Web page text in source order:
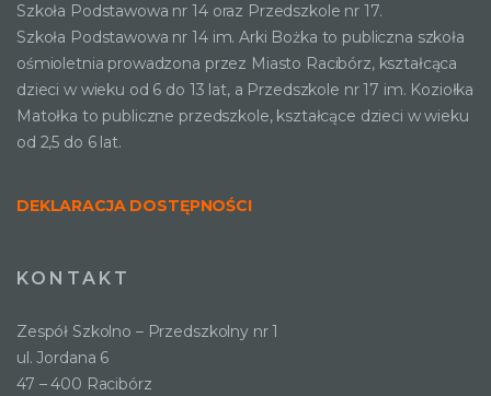
Szkoła Podstawowa nr 14 oraz Przedszkole nr 17.
Szkoła Podstawowa nr 14 im. Arki Bożka to publiczna szkoła
ośmioletnia prowadzona przez Miasto Racibórz, kształcąca
dzieci w wieku od 6 do 13 lat, a Przedszkole nr 17 im. Koziołka
Matołka to publiczne przedszkole, kształcące dzieci w wieku
od 2,5 do 6 lat.
DEKLARACJA DOSTĘPNOŚCI
KONTAKT
Zespół Szkolno – Przedszkolny nr 1
ul. Jordana 6
47 – 400 Racibórz